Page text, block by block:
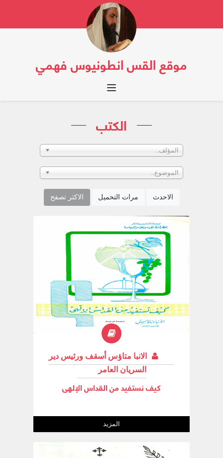
موقع القس انطونيوس فهمي
Toggle navigation
الكتب
المؤلف...
الموضوع...
الاحدث مرات التحميل الاكثر تصفح
الانبا متاؤس أسقف ورئيس دير
السريان العامر
كيف نستفيد من القداس الإلهى
المزيد